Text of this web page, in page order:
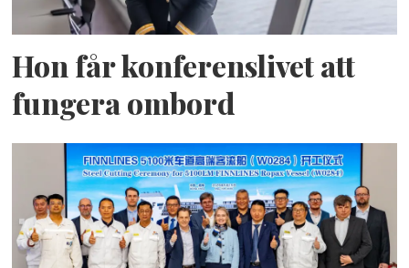
Hon får konferenslivet att
fungera ombord